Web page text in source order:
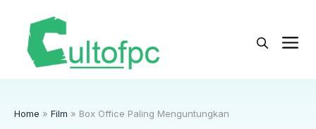
Home » Film » Box Office Paling Menguntungkan